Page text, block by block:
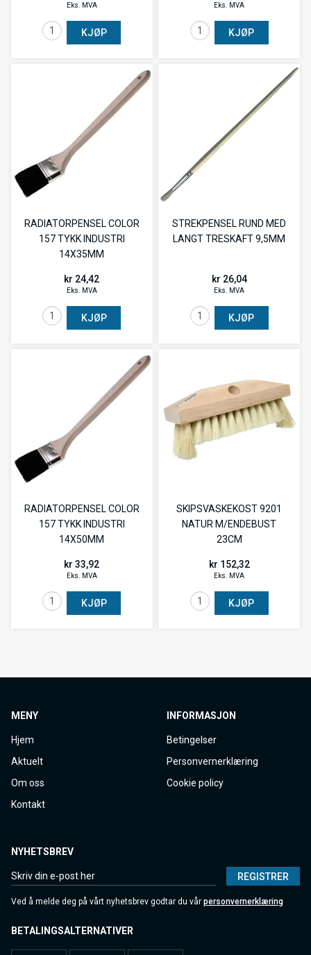
Eks. MVA
KJØP
Eks. MVA
KJØP
RADIATORPENSEL COLOR
157 TYKK INDUSTRI
14X35MM
kr 24,42
Eks. MVA
KJØP
STREKPENSEL RUND MED
LANGT TRESKAFT 9,5MM
kr 26,04
Eks. MVA
KJØP
RADIATORPENSEL COLOR
157 TYKK INDUSTRI
14X50MM
kr 33,92
Eks. MVA
KJØP
SKIPSVASKEKOST 9201
NATUR M/ENDEBUST
23CM
kr 152,32
Eks. MVA
KJØP
MENY
Hjem
Aktuelt
Om oss
Kontakt
INFORMASJON
Betingelser
Personvernerklæring
Cookie policy
NYHETSBREV
REGISTRER
Ved å melde deg på vårt nyhetsbrev godtar du vår personvernerklæring
BETALINGSALTERNATIVER